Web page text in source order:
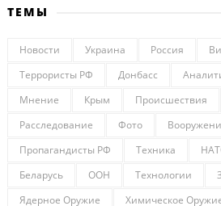
ТЕМЫ
Новости Украина Россия
Террористы РФ
Донбасс
Мнение
Крым Происшествия
Расследование
Фото
Пропагандисты РФ
Техника
Беларусь
ООН Технологии
Ядерное Оружие
Химическое